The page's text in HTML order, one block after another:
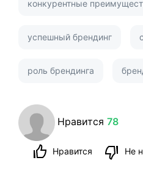
конкурентные
успешный брендинг
роль брендинга
Нравится 78
Нравится Не